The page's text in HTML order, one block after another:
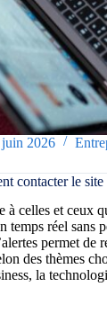
juin 2026
contacter le site
à celles et ceux
temps réel sans
permet de
des thèmes
la